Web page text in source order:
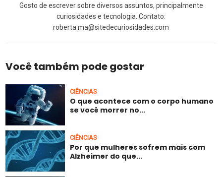
Gosto de escrever sobre diversos assuntos, principalmente
curiosidades e tecnologia. Contato:
roberta.ma@sitedecuriosidades.com
Você também pode gostar
CIÊNCIAS
O que acontece com o corpo humano
se você morrer no...
CIÊNCIAS
Por que mulheres sofrem mais com
Alzheimer do que...